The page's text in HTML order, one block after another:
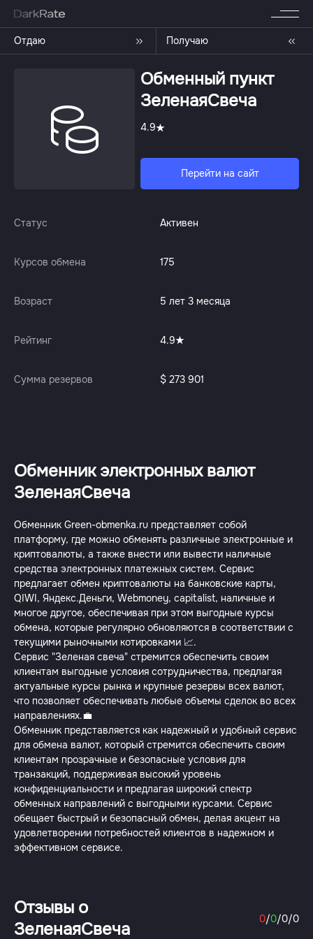
Отдаю Получаю
Обменный пункт
ЗеленаяСвеча
4.9
Перейти на сайт
Статус Активен
Курсов обмена 175
Возраст 5 лет 3 месяца
Рейтинг 4.9
Сумма резервов $ 273 901
Обменник электронных валют
ЗеленаяСвеча
Обменник Green-obmenka.ru представляет собой
платформу, где можно обменять различные электронные и
криптовалюты, а также внести или вывести наличные
средства электронных платежных систем. Сервис
предлагает обмен криптовалюты на банковские карты,
QIWI, Яндекс.Деньги, Webmoney, capitalist, наличные и
многое другое, обеспечивая при этом выгодные курсы
обмена, которые регулярно обновляются в соответствии с
текущими рыночными котировками 📈.
Сервис "Зеленая свеча" стремится обеспечить своим
клиентам выгодные условия сотрудничества, предлагая
актуальные курсы рынка и крупные резервы всех валют,
что позволяет обеспечивать любые объемы сделок во всех
направлениях.💼
Обменник представляется как надежный и удобный сервис
для обмена валют, который стремится обеспечить своим
клиентам прозрачные и безопасные условия для
транзакций, поддерживая высокий уровень
конфиденциальности и предлагая широкий спектр
обменных направлений с выгодными курсами. Сервис
обещает быстрый и безопасный обмен, делая акцент на
удовлетворении потребностей клиентов в надежном и
эффективном сервисе.
Отзывы о
ЗеленаяСвеча
0/0/0/0